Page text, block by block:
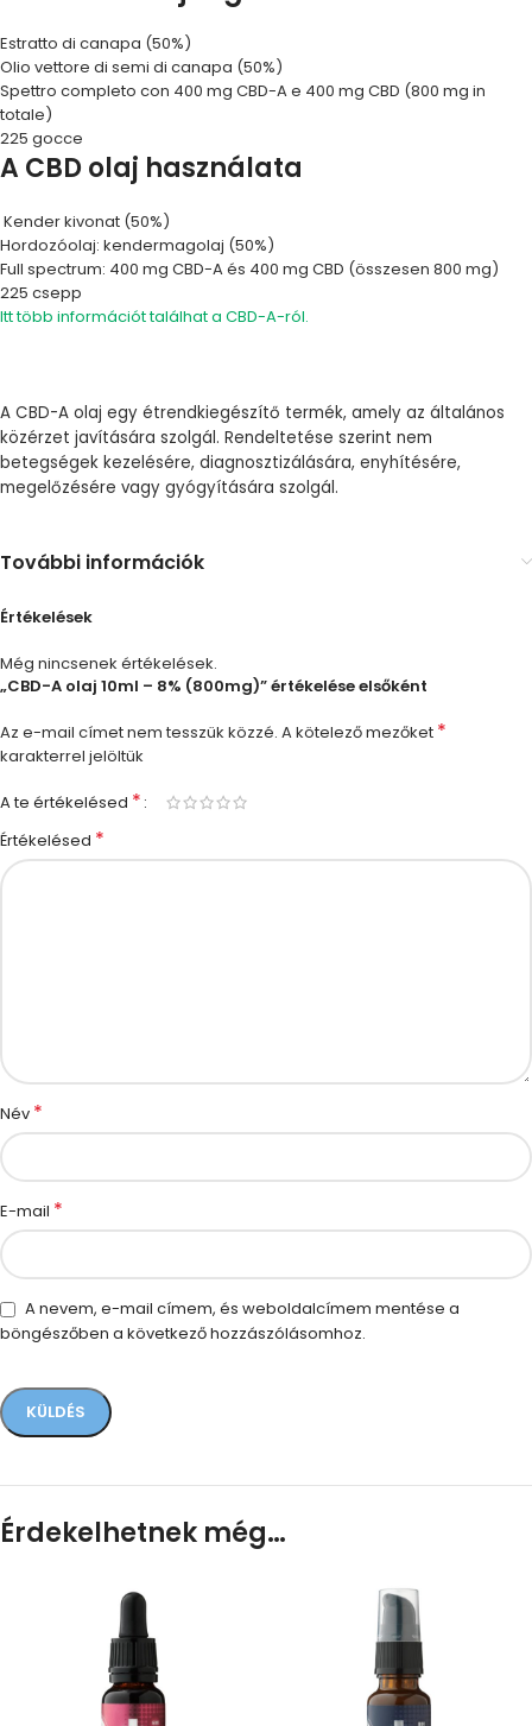
Estratto di canapa (50%)
Olio vettore di semi di canapa (50%)
Spettro completo con 400 mg CBD-A e 400 mg CBD (800 mg in
totale)
225 gocce
A CBD olaj használata
Kender kivonat (50%)
Hordozóolaj: kendermagolaj (50%)
Full spectrum: 400 mg CBD-A és 400 mg CBD (összesen 800 mg)
225 csepp
Itt több információt találhat a CBD-A-ról.
A CBD-A olaj egy étrendkiegészítő termék, amely az általános
közérzet javítására szolgál. Rendeltetése szerint nem
betegségek kezelésére, diagnosztizálására, enyhítésére,
megelőzésére vagy gyógyítására szolgál.
További információk
Értékelések
Még nincsenek értékelések.
„CBD-A olaj 10ml – 8% (800mg)” értékelése elsőként
Az e-mail címet nem tesszük közzé. A kötelező mezőket *
karakterrel jelöltük
A te értékelésed *
Értékelésed *
Név *
E-mail *
A nevem, e-mail címem, és weboldalcímem mentése a
böngészőben a következő hozzászólásomhoz.
Érdekelhetnek még…